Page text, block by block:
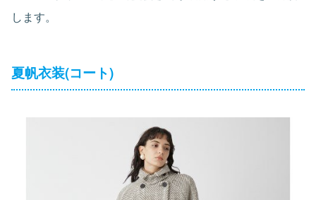
します。
夏帆衣装(コート)